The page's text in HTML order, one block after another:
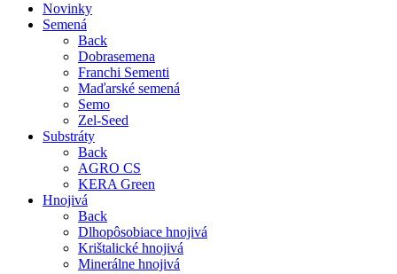
Novinky
Semená
Back
Dobrasemena
Franchi Sementi
Maďarské semená
Semo
Zel-Seed
Substráty
Back
AGRO CS
KERA Green
Hnojivá
Back
Dlhopôsobiace hnojivá
Krištalické hnojivá
Minerálne hnojivá